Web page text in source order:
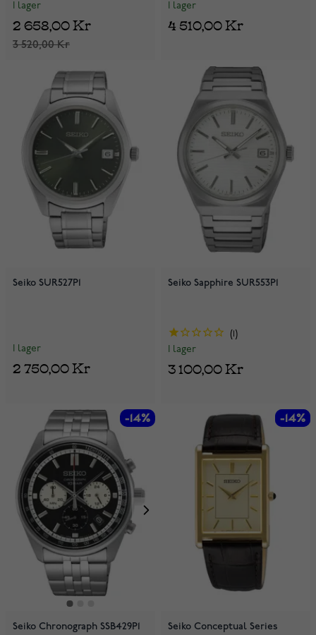
I lager
3 520,00 Kr
2 658,00 Kr
I lager
4 510,00 Kr
Seiko SUR527P1
I lager
2 750,00 Kr
Seiko Sapphire SUR553P1
1
I lager
3 100,00 Kr
-14%
Seiko Chronograph SSB429P1
-14%
-14%
Seiko Conceptual Series